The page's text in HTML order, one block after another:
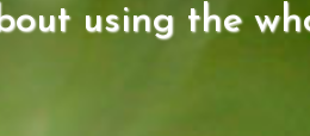
using the